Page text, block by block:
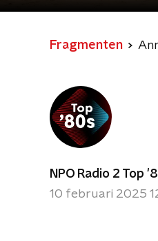
Fragmenten
NPO Radio 2 Top
10 februari 2025